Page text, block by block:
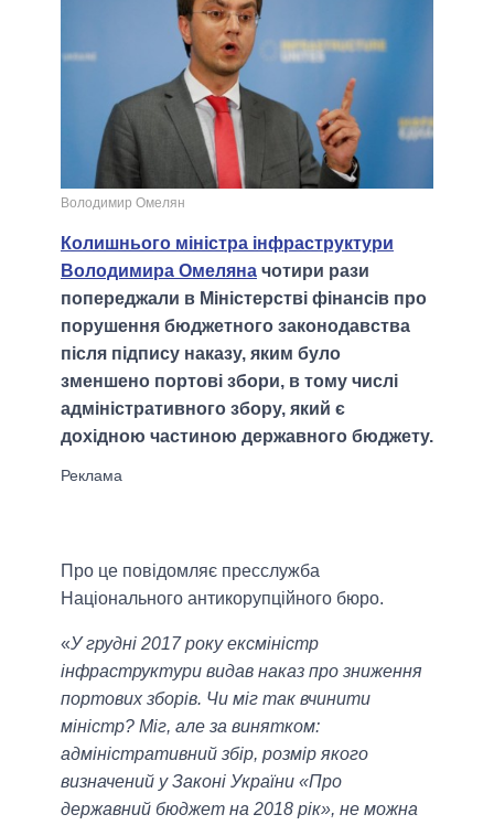
Володимир Омелян
Колишнього міністра інфраструктури
Володимира Омеляна чотири рази
попереджали в Міністерстві фінансів про
порушення бюджетного законодавства
після підпису наказу, яким було
зменшено портові збори, в тому числі
адміністративного збору, який є
дохідною частиною державного бюджету.
Про це повідомляє пресслужба
Національного антикорупційного бюро.
«У грудні 2017 року ексміністр
інфраструктури видав наказ про зниження
портових зборів. Чи міг так вчинити
міністр? Міг, але за винятком:
адміністративний збір, розмір якого
визначений у Законі України «Про
державний бюджет на 2018 рік», не можна